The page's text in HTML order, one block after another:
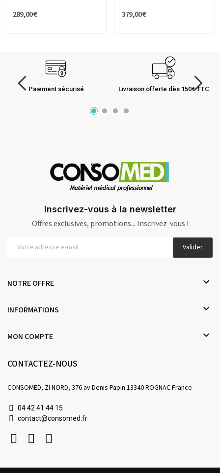
289,00 € 379,00 €
Paiement sécurisé Livraison offerte dès 150€ TTC
Inscrivez-vous à la newsletter
Offres exclusives, promotions... Inscrivez-vous !
Valider
NOTRE OFFRE 
INFORMATIONS 
MON COMPTE 
CONTACTEZ-NOUS
CONSOMED, ZI NORD, 376 av Denis Papin 13340 ROGNAC France
04 42 41 44 15
contact@consomed.fr